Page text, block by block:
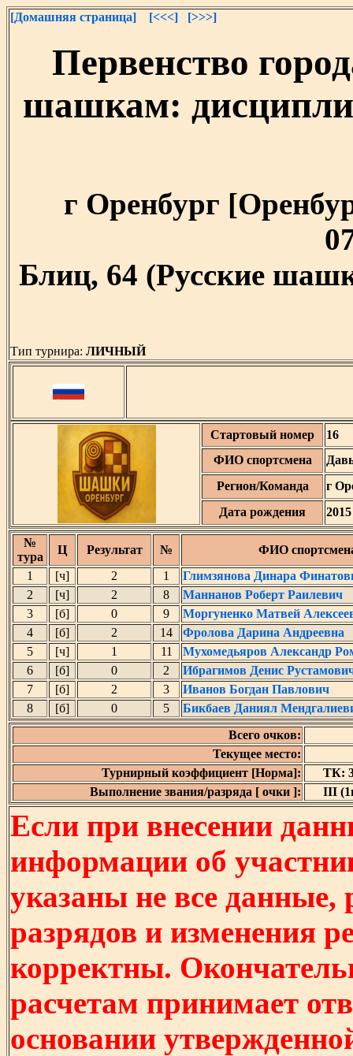
[Домашняя страница] [<<<] [>>>]
Первенство
шашкам:
г Оренбург
Блиц, 64 (Русские
Тип турнира: ЛИЧНЫЙ
Стартовый номер
16
ФИО спортсмена
Регион/Команда
г
Дата рождения
2015
№
тура
Ц Результат №
ФИО
1
[ч] 2 1
Глимзянова Динара
2
[ч] 2 8
Маннанов Роберт Раилевич
3
[б] 0 9
Моргуненко Матвей
4
[б] 2 14
Фролова Дарина Андреевна
5
[ч] 1 11
Мухомедьяров Александр
6
[б] 0 2
Ибрагимов Денис
7
[б] 2 3
Иванов Богдан Павлович
8
[б] 0 5
Бикбаев Даниял
Всего очков:
Текущее место:
Турнирный коэффициент [Норма]:
ТК:
Выполнение звания/разряда [ очки ]:
III
Если при внесении
информации об
указаны не все
разрядов и изменения
корректны.
расчетам принимает
основании